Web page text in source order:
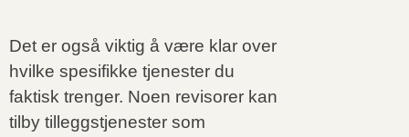
Det er også viktig å være klar over
hvilke spesifikke tjenester du
faktisk trenger. Noen revisorer kan
tilby tilleggstjenester som